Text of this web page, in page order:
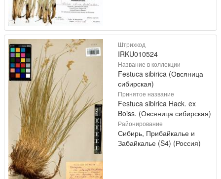
Штрихкод
IRKU010524
Название в коллекции
Festuca sibirica (Овсяница
сибирская)
Принятое название
Festuca sibirica Hack. ex
Boiss. (Овсяница сибирская)
Районирование
Сибирь, Прибайкалье и
Забайкалье (S4) (Россия)